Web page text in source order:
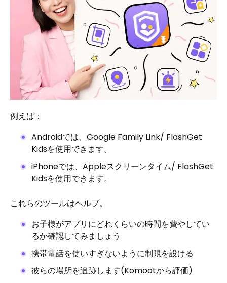
例えば：
Androidでは、Google Family Link/ FlashGet
Kidsを使用できます。
iPhoneでは、Appleスクリーンタイム/ FlashGet
Kidsを使用できます。
これらのツールはヘルプ。
お子様がアプリにどれくらいの時間を費やしてい
るか確認してみましょう
携帯電話を使いすぎないように制限を設ける
彼らの場所を追跡します(Komootから評価)